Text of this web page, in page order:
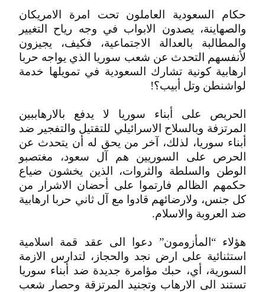
حكام السعودية العاملون تحت امرة الامريكان
والصهاينة، يصدون الابواب في وجه رياح التغيير
والمطالبة بالعدالة الاجتماعية، فكيف، يجيزون
لأنفسهم التحدث عن شعب سوريا الذي يواجه حربا
ارهابية كونية تشارك السعودية في تمويلها خدمة
لواشنطن وتل أبيب؟!
الحريص على أبناء سوريا لا يدفع بالارهاببين
المرتزفة وبالسلاح الاسرائيلي للتقتيل والتفجير ضد
أبناء سوريا، لذلك، آخر من يحق له أن يتحدث عن
الحرص على السوريين هم آل سعود، مغتصبو
الوطن والسلطة والثروات، الذين يخشون ضياع
حكمهم الظالم فارتموا على أحضان الاشرار من
كل جنس، ولارضائهم قادوا مع آل ثاني حربا ارهابية
ضد العروبة والاسلام.
هؤلاء “المأزومون” دعوا الى عقد قمة اسلامية
استثنائية على ارض نجد والحجاز، لتدارس الازمة
السورية، أي، حبك مؤامرة جديدة ضد أبناء سوريا
تستند الى الارهاب وتجنيد المرتزقة وحصار شعب